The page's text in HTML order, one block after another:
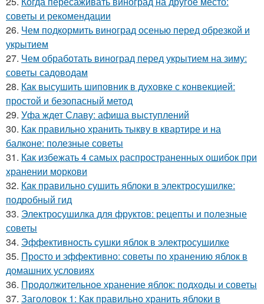
советы и рекомендации
26. Чем подкормить виноград осенью перед обрезкой и
укрытием
27. Чем обработать виноград перед укрытием на зиму:
советы садоводам
28. Как высушить шиповник в духовке с конвекцией:
простой и безопасный метод
29. Уфа ждет Славу: афиша выступлений
30. Как правильно хранить тыкву в квартире и на
балконе: полезные советы
31. Как избежать 4 самых распространенных ошибок при
хранении моркови
32. Как правильно сушить яблоки в электросушилке:
подробный гид
33. Электросушилка для фруктов: рецепты и полезные
советы
34. Эффективность сушки яблок в электросушилке
35. Просто и эффективно: советы по хранению яблок в
домашних условиях
36. Продолжительное хранение яблок: подходы и советы
37. Заголовок 1: Как правильно хранить яблоки в